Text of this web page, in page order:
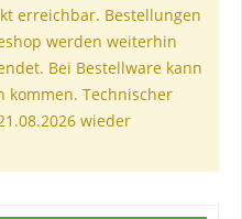
erreichbar. Bestellungen
werden weiterhin
Bei Bestellware kann
kommen. Technischer
wieder